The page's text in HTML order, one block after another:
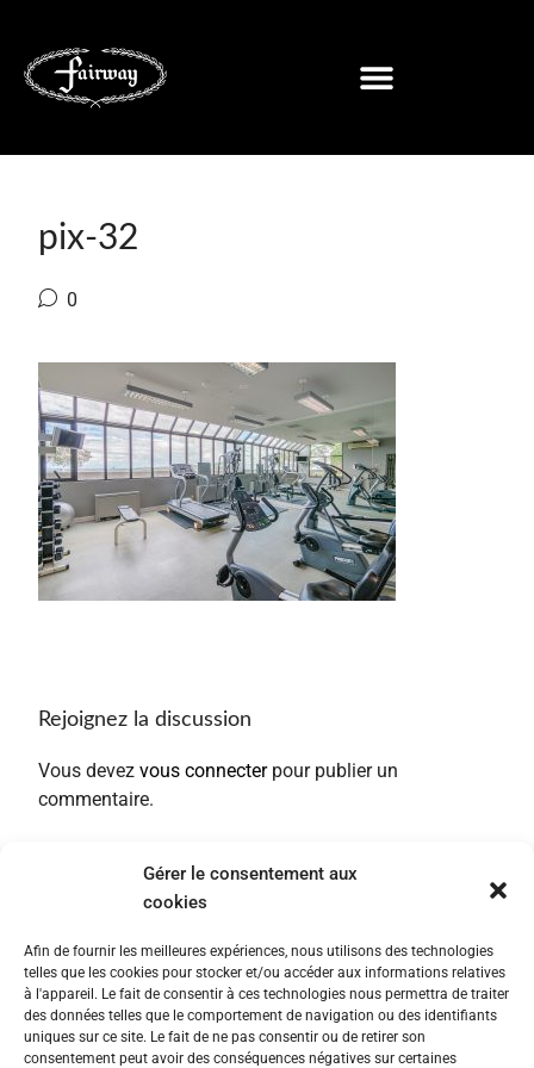
Gérer le consentement aux
cookies
Afin de fournir les meilleures expériences, nous utilisons des technologies
telles que les cookies pour stocker et/ou accéder aux informations relatives
à l'appareil. Le fait de consentir à ces technologies nous permettra de traiter
des données telles que le comportement de navigation ou des identifiants
uniques sur ce site. Le fait de ne pas consentir ou de retirer son
consentement peut avoir des conséquences négatives sur certaines
pix-32
0
Rejoignez la discussion
Vous devez vous connecterpour publier un
commentaire.